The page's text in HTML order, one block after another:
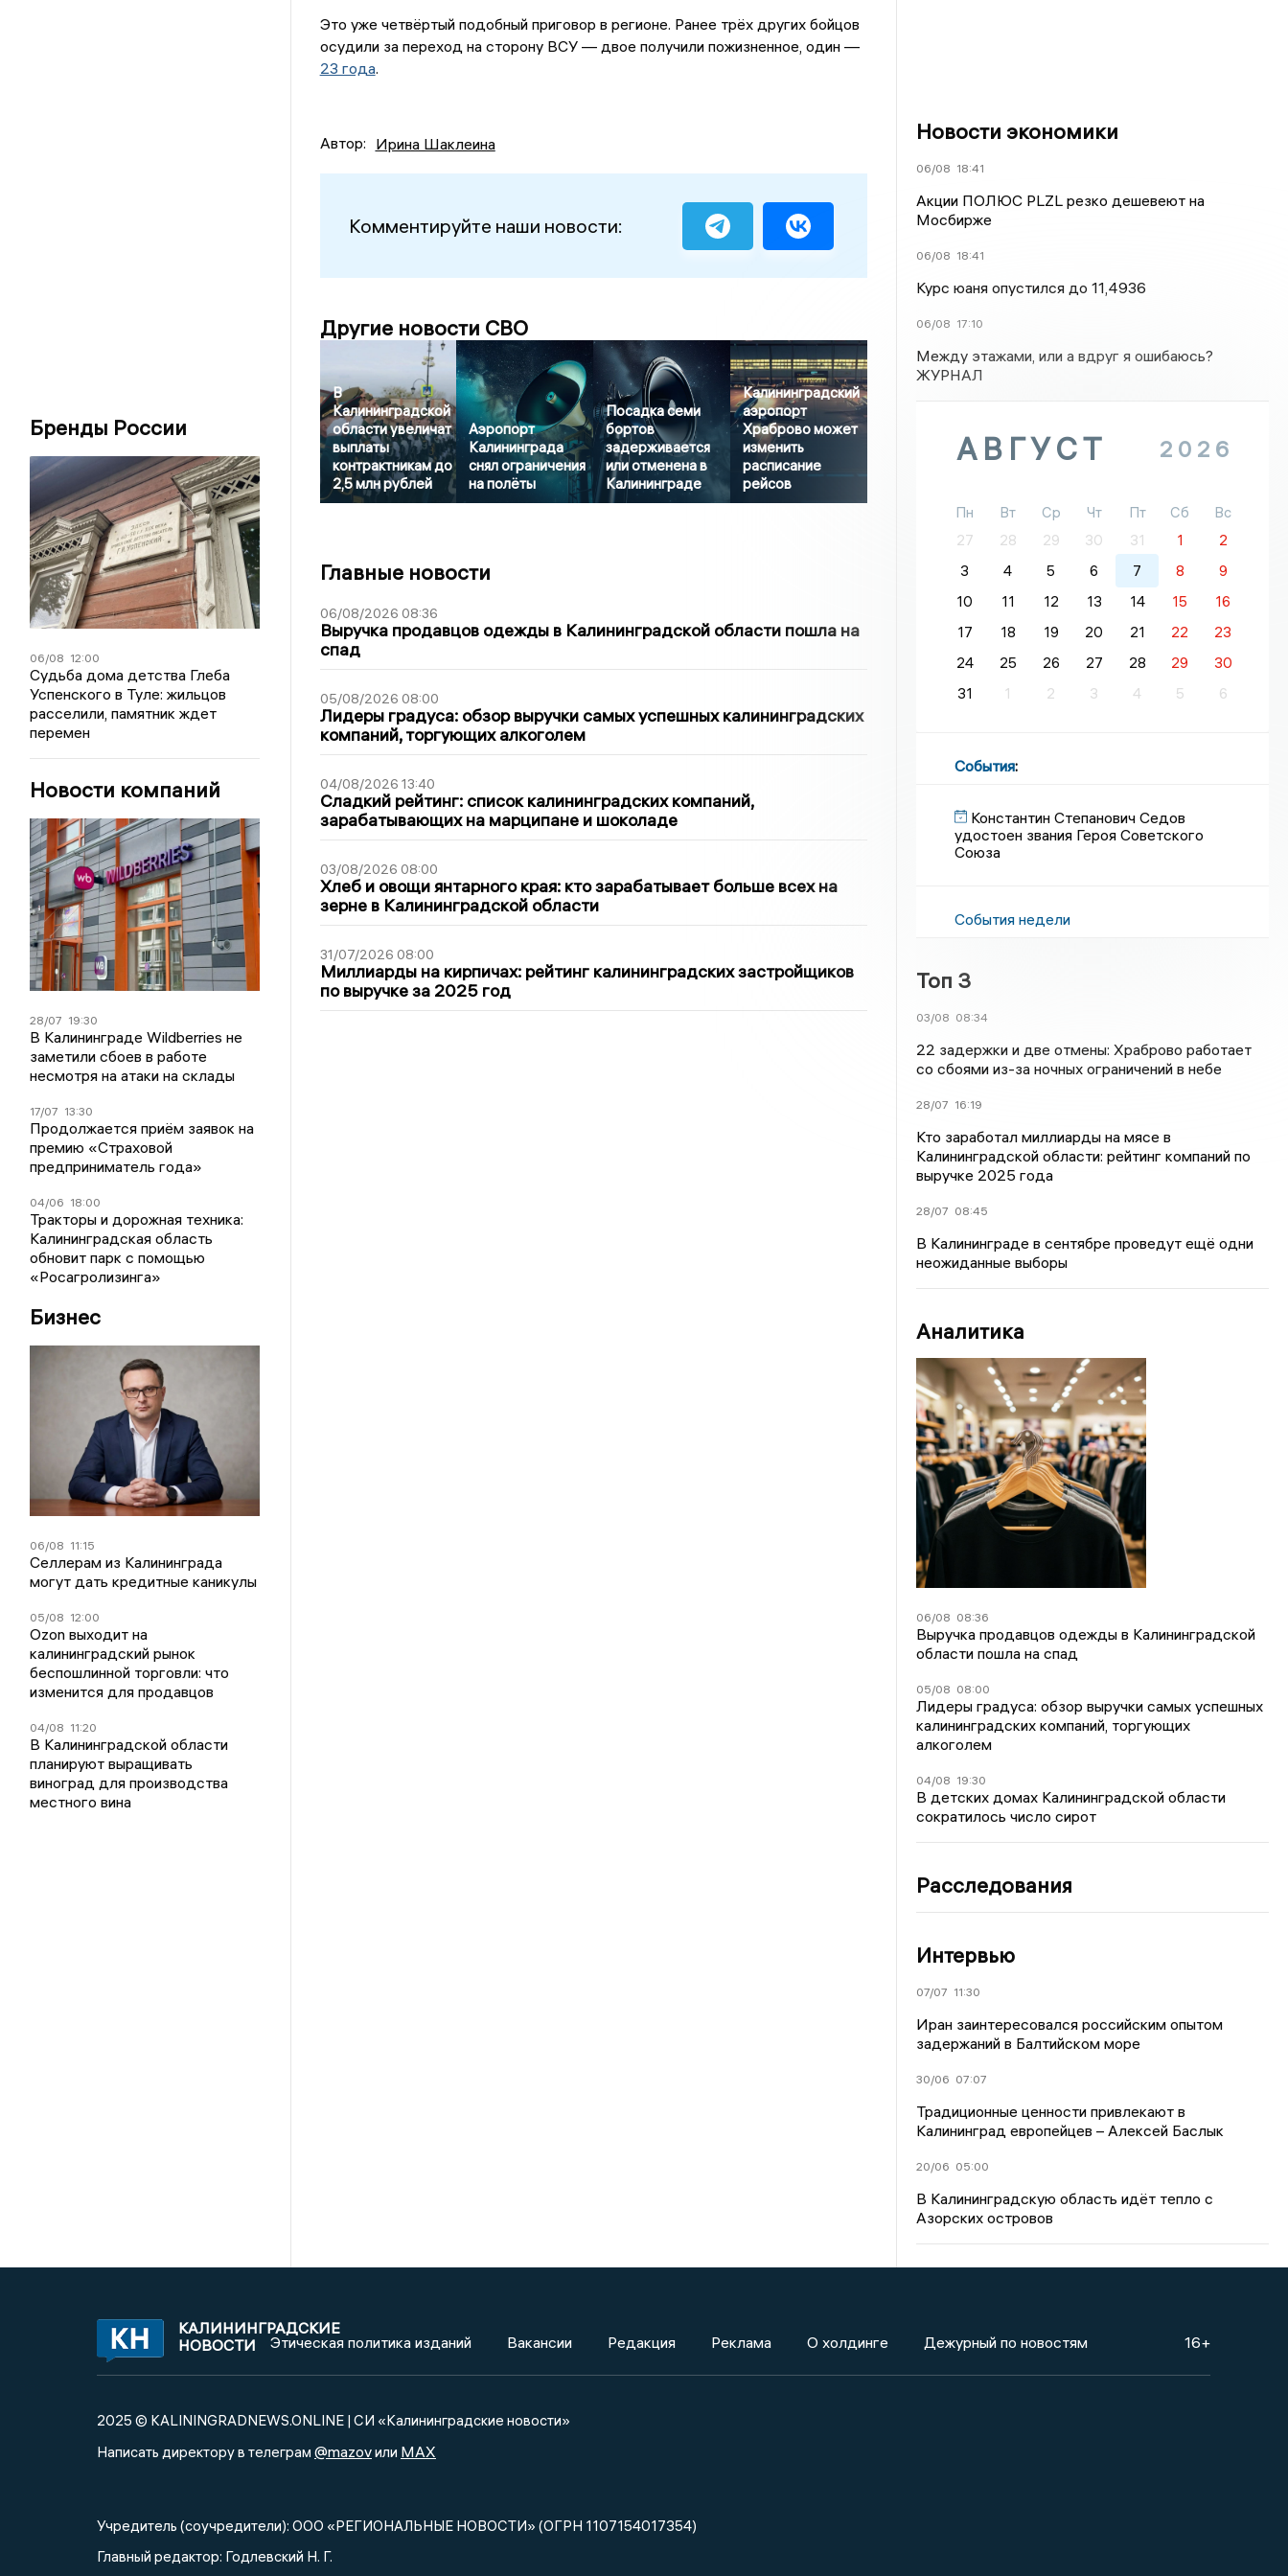
Бренды России
06/08 12:00
Судьба дома детства Глеба
Успенского в Туле: жильцов
расселили, памятник ждет
перемен
Новости компаний
28/07 19:30
В Калининграде Wildberries не
заметили сбоев в работе
несмотря на атаки на склады
17/07 13:30
Продолжается приём заявок на
премию «Страховой
предприниматель года»
04/06 18:00
Тракторы и дорожная техника:
Калининградская область
обновит парк с помощью
«Росагролизинга»
Бизнес
06/08 11:15
Селлерам из Калининграда
могут дать кредитные каникулы
05/08 12:00
Ozon выходит на
калининградский рынок
беспошлинной торговли: что
изменится для продавцов
04/08 11:20
В Калининградской области
планируют выращивать
виноград для производства
местного вина
Это уже четвёртый подобный приговор в регионе. Ранее трёх других бойцов
осудили за переход на сторону ВСУ — двое получили пожизненное, один —
23 года.
Автор: Ирина Шаклеина
Комментируйте наши новости:
Другие новости СВО
В
Калининградской
области увеличат
выплаты
контрактникам до
2,5 млн рублей
Аэропорт
Калининграда
снял ограничения
на полёты
Посадка семи
бортов
задерживается
или отменена в
Калининграде
Калининградский
аэропорт
Храброво может
изменить
расписание
рейсов
Главные новости
06/08/2026 08:36
Выручка продавцов одежды в Калининградской области пошла на
спад
05/08/2026 08:00
Лидеры градуса: обзор выручки самых успешных калининградских
компаний, торгующих алкоголем
04/08/2026 13:40
Сладкий рейтинг: список калининградских компаний,
зарабатывающих на марципане и шоколаде
03/08/2026 08:00
Хлеб и овощи янтарного края: кто зарабатывает больше всех на
зерне в Калининградской области
31/07/2026 08:00
Миллиарды на кирпичах: рейтинг калининградских застройщиков
по выручке за 2025 год
Новости экономики
06/08 18:41
Акции ПОЛЮС PLZL резко дешевеют на
Мосбирже
06/08 18:41
Курс юаня опустился до 11,4936
06/08 17:10
Между этажами, или а вдруг я ошибаюсь?
ЖУРНАЛ
АВГУСТ 2026
Пн Вт Ср Чт Пт Сб
Вс
27
28 29 30 31 1
2
3
4 5 6 7 8
9
10
11 12 13 14 15
16
17
18 19 20 21 22
23
24
25 26 27 28 29
30
31
1 2 3 4 5 6
События:
Константин Степанович Седов
удостоен звания Героя Советского
Союза
События недели
Топ 3
03/08 08:34
22 задержки и две отмены: Храброво работает
со сбоями из-за ночных ограничений в небе
28/07 16:19
Кто заработал миллиарды на мясе в
Калининградской области: рейтинг компаний по
выручке 2025 года
28/07 08:45
В Калининграде в сентябре проведут ещё одни
неожиданные выборы
Аналитика
06/08 08:36
Выручка продавцов одежды в Калининградской
области пошла на спад
05/08 08:00
Лидеры градуса: обзор выручки самых успешных
калининградских компаний, торгующих
алкоголем
04/08 19:30
В детских домах Калининградской области
сократилось число сирот
Расследования
Интервью
07/07 11:30
Иран заинтересовался российским опытом
задержаний в Балтийском море
30/06 07:07
Традиционные ценности привлекают в
Калининград европейцев – Алексей Баслык
20/06 05:00
В Калининградскую область идёт тепло с
Азорских островов
КАЛИНИНГРАДСКИЕ
НОВОСТИ
Этическая политика изданий Вакансии Редакция Реклама О холдинге Дежурный по новостям 16+
2025 © KALININGRADNEWS.ONLINE | СИ «Калининградские новости»
Написать директору в телеграм @mazovили MAX
Учредитель (соучредители): ООО «РЕГИОНАЛЬНЫЕ НОВОСТИ» (ОГРН 1107154017354)
Главный редактор: Годлевский Н. Г.